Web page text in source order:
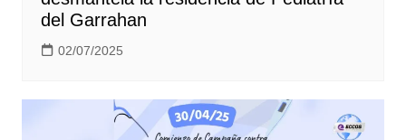
del Garrahan
02/07/2025